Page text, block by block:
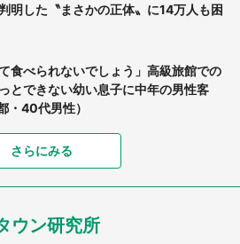
明した〝まさかの正体〟に14万人も困
て食べられないでしょう」高級旅館での
とできない幼い息子に中年の男性客
・40代男性）
にホラー」「事件性を感じる」 ふわふ
ると思って、あなたにこれをあげる」
さらにみる
ウン研究所